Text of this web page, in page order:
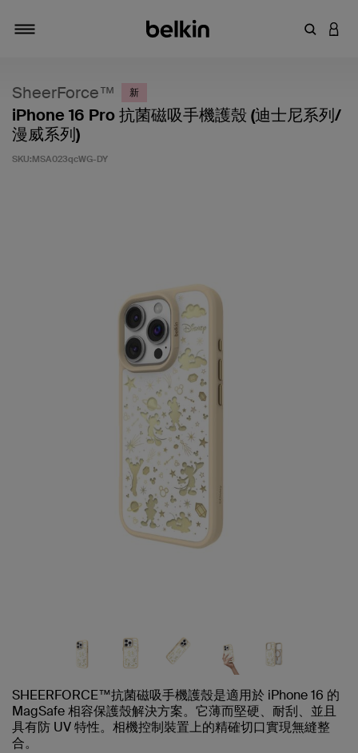
輸入關鍵
登入
SheerForce™ 新
iPhone 16 Pro 抗菌磁吸手機護殼 (迪士尼系列/
漫威系列)
SKU:MSA023qcWG-DY
SHEERFORCE™抗菌磁吸手機護殼是適用於 iPhone 16 的
MagSafe 相容保護殼解決方案。它薄而堅硬、耐刮、並且
具有防 UV 特性。相機控制裝置上的精確切口實現無縫整
合。